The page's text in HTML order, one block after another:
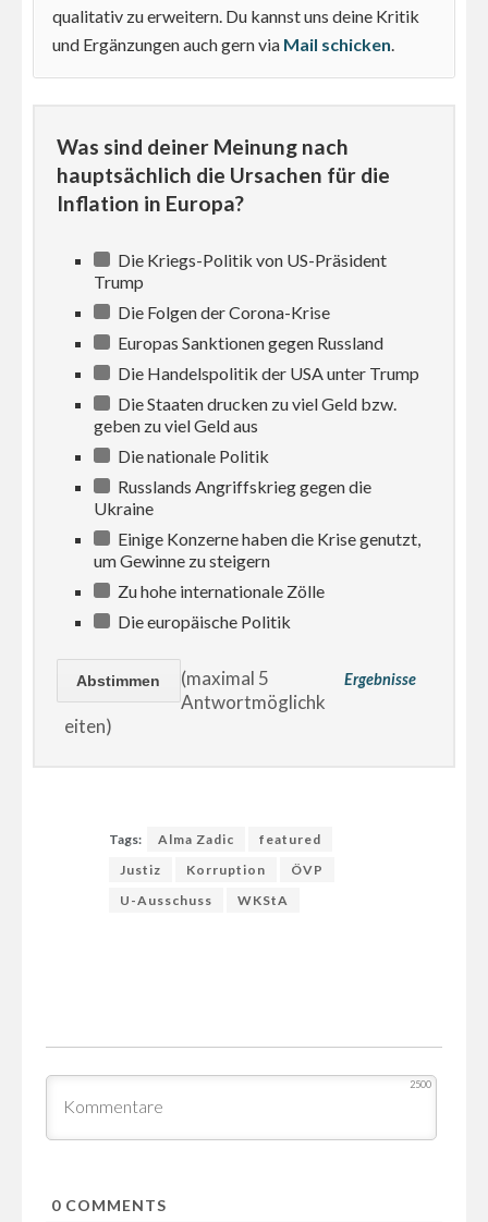
qualitativ zu erweitern. Du kannst uns deine Kritik
und Ergänzungen auch gern via Mail schicken.
Was sind deiner Meinung nach
hauptsächlich die Ursachen für die
Inflation in Europa?
Die Kriegs-Politik von US-Präsident
Trump
Die Folgen der Corona-Krise
Europas Sanktionen gegen Russland
Die Handelspolitik der USA unter Trump
Die Staaten drucken zu viel Geld bzw.
geben zu viel Geld aus
Die nationale Politik
Russlands Angriffskrieg gegen die
Ukraine
Einige Konzerne haben die Krise genutzt,
um Gewinne zu steigern
Zu hohe internationale Zölle
Die europäische Politik
Ergebnisse
(maximal 5
Antwortmöglichk
eiten)
Tags: Alma Zadic
featured
Justiz
Korruption
ÖVP
U-Ausschuss
WKStA
2500
0COMMENTS